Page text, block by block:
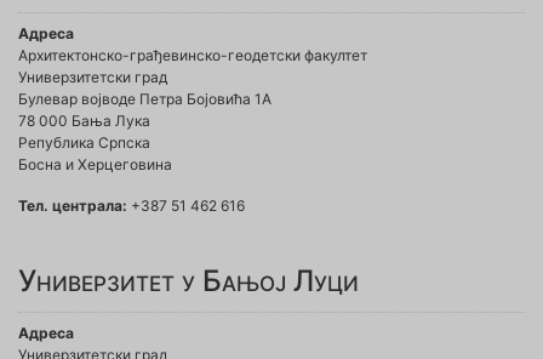
Адреса
Архитектонско-грађевинско-геодетски факултет
Универзитетски град
Булевар војводе Петра Бојовића 1A
78 000 Бања Лука
Република Српска
Босна и Херцеговина
Тел. централа: +387 51 462 616
Универзитет у Бањој Луци
Адреса
Универзитетски град